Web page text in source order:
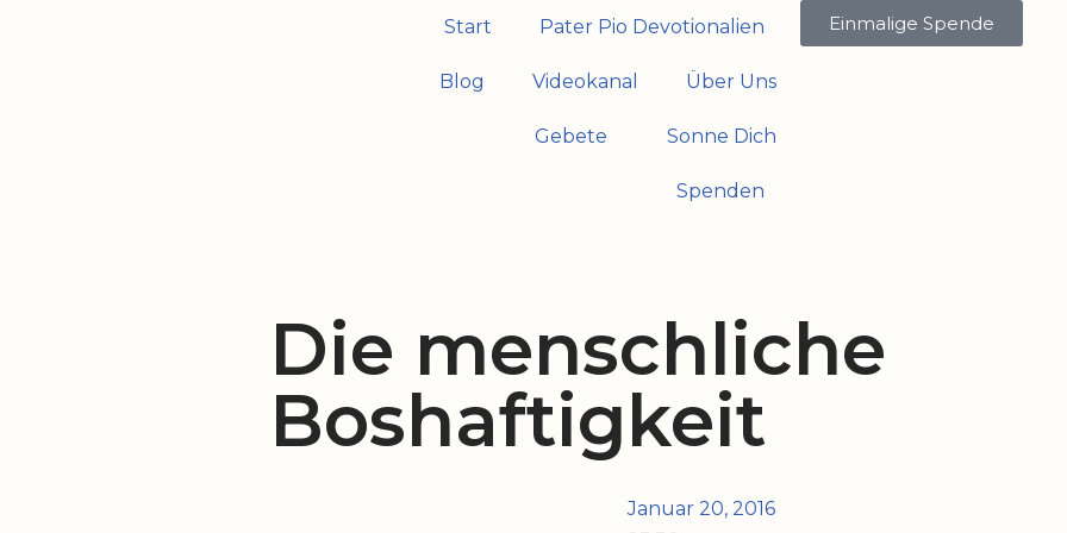
Start Pater Pio Devotionalien
Blog Videokanal Über Uns
Gebete Sonne Dich
Spenden
Einmalige Spende
Die menschliche
Boshaftigkeit
Januar 20, 2016